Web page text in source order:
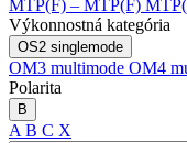
MTP(F) – MTP(F)
Výkonnostná kategória
OS2 singlemode
OM3 multimode OM4
Polarita
B
A B C X